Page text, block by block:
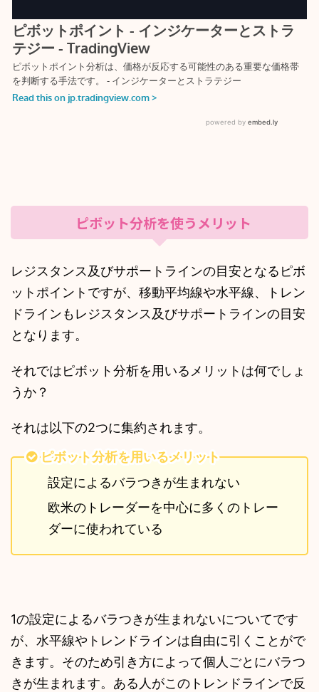
ピボット分析を使うメリット
レジスタンス及びサポートラインの目安となるピボ
ットポイントですが、移動平均線や水平線、トレン
ドラインもレジスタンス及びサポートラインの目安
となります。
それではピボット分析を用いるメリットは何でしょ
うか？
それは以下の2つに集約されます。
ピボット分析を用いるメリット
設定によるバラつきが生まれない
欧米のトレーダーを中心に多くのトレー
ダーに使われている
1の設定によるバラつきが生まれないについてです
が、水平線やトレンドラインは自由に引くことがで
きます。そのため引き方によって個人ごとにバラつ
きが生まれます。ある人がこのトレンドラインで反